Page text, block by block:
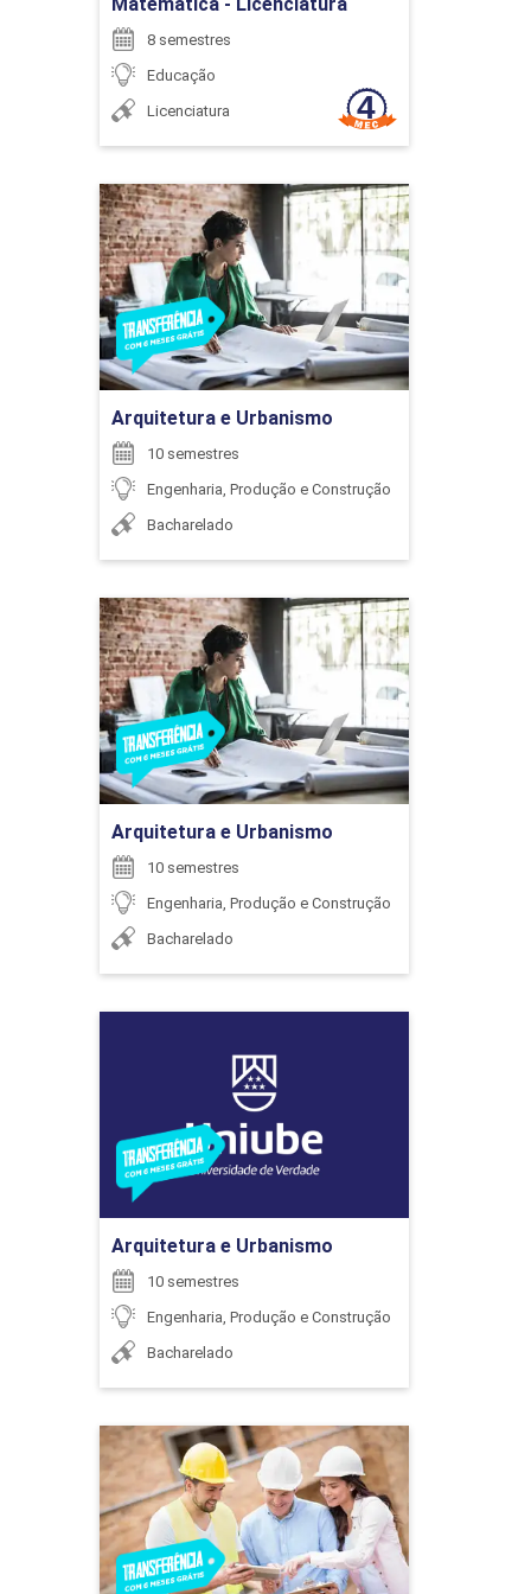
ELABORAÇÃO E ANÁLISE DE PROJETOS
96
EMPREENDEDORISMO E
DESENVOLVIMENTO DE NOVOS
NEGÓCIOS
96
ENADE (OBRIGATÓRIO)
6
ENCONTRO ACADÊMICO/AVALIAÇÃO
ENCONTRO ACADÊMICO/AVALIAÇÃO
PAULO LIMIRIO DA SILVA
RICARDO BARATELLA
SIMONE ROCHA PEREIRA
WAGNER CARDOSO
WILTON REZENDE DE FREITAS
Matemática - Licenciatura
8 semestres
Educação
Licenciatura
Arquitetura e Urbanismo
10 semestres
Engenharia, Produção e Construção
Bacharelado
Arquitetura e Urbanismo
Detalhes do curso
Ir para Inscrição
Arquitetura e Urbanismo
10 semestres
Engenharia, Produção e Construção
Bacharelado
Arquitetura e Urbanismo
Detalhes do curso
Ir para Inscrição
Arquitetura e Urbanismo
10 semestres
Engenharia, Produção e Construção
Bacharelado
Detalhes do curso
Ir para Inscrição
Engenharia Civil
Detalhes do curso